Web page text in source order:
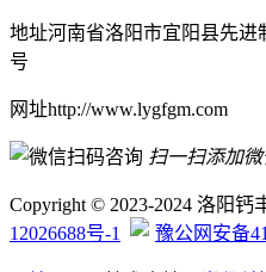
地址河南省洛阳市宜阳县先进
号
网址http://www.lygfgm.com
扫一扫添加微
Copyright © 2023-2024 洛阳
12026688号-1
豫公网安备